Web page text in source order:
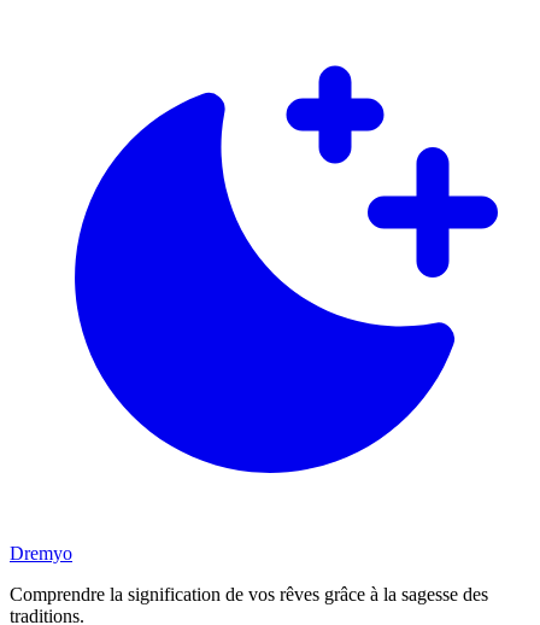
Dremyo
Comprendre la signification de vos rêves grâce à la sagesse des
traditions.